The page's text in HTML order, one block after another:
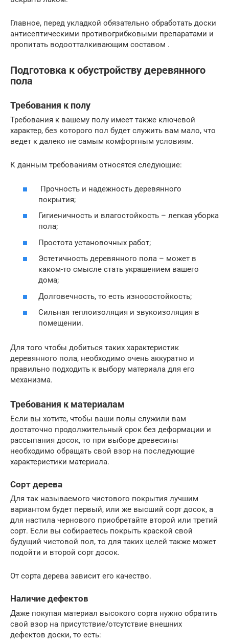
Главное, перед укладкой обязательно обработать доски
антисептическими противогрибковыми препаратами и
пропитать водоотталкивающим составом .
Подготовка к обустройству деревянного
пола
Требования к полу
Требования к вашему полу имеет также ключевой
характер, без которого пол будет служить вам мало, что
ведет к далеко не самым комфортным условиям.
К данным требованиям относятся следующие:
Прочность и надежность деревянного
покрытия;
Гигиеничность и влагостойкость – легкая уборка
пола;
Простота установочных работ;
Эстетичность деревянного пола – может в
каком-то смысле стать украшением вашего
дома;
Долговечность, то есть износостойкость;
Сильная теплоизоляция и звукоизоляция в
помещении.
Для того чтобы добиться таких характеристик
деревянного пола, необходимо очень аккуратно и
правильно подходить к выбору материала для его
механизма.
Требования к материалам
Если вы хотите, чтобы ваши полы служили вам
достаточно продолжительный срок без деформации и
рассыпания досок, то при выборе древесины
необходимо обращать свой взор на последующие
характеристики материала.
Сорт дерева
Для так называемого чистового покрытия лучшим
вариантом будет первый, или же высший сорт досок, а
для настила чернового приобретайте второй или третий
сорт. Если вы собираетесь покрыть краской свой
будущий чистовой пол, то для таких целей также может
подойти и второй сорт досок.
От сорта дерева зависит его качество.
Наличие дефектов
Даже покупая материал высокого сорта нужно обратить
свой взор на присутствие/отсутствие внешних
дефектов доски, то есть: